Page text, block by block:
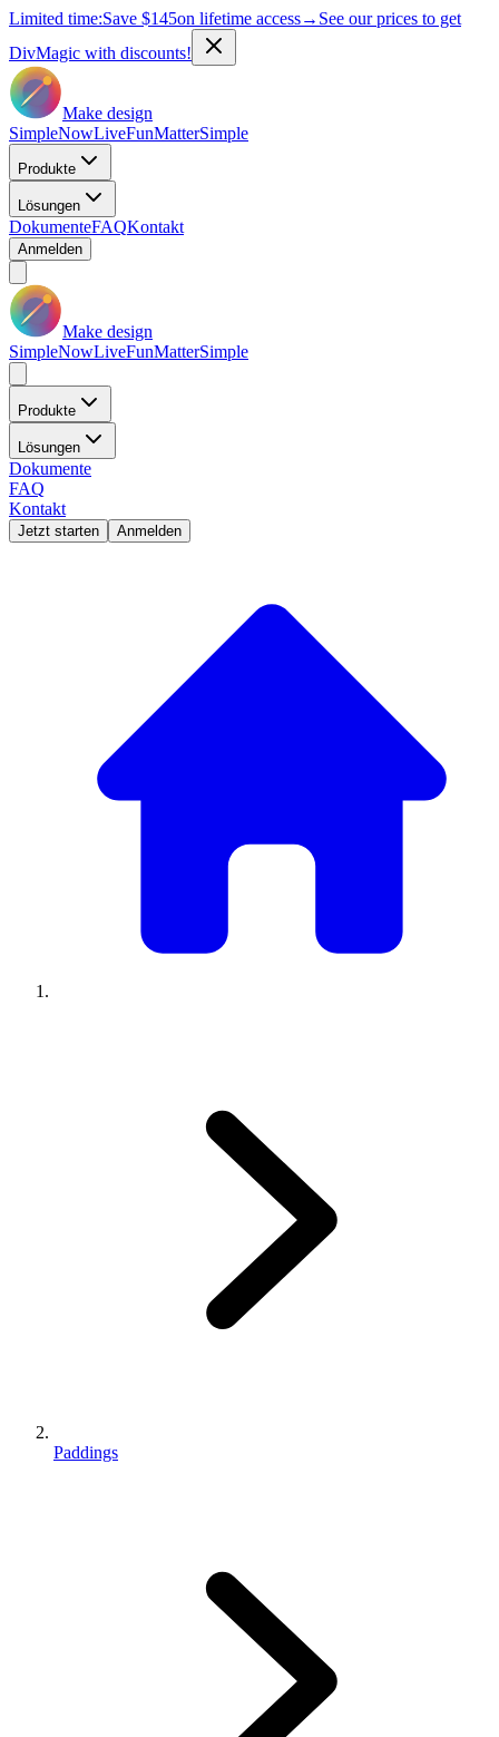
Limited time:Save $145on lifetime access→ See our prices to get
DivMagic with discounts!
Make design
SimpleNowLiveFunMatterSimple
Produkte
Lösungen
DokumenteFAQKontakt
Anmelden
Make design
SimpleNowLiveFunMatterSimple
Produkte
Lösungen
Dokumente
FAQ
Kontakt
Jetzt starten Anmelden
Paddings